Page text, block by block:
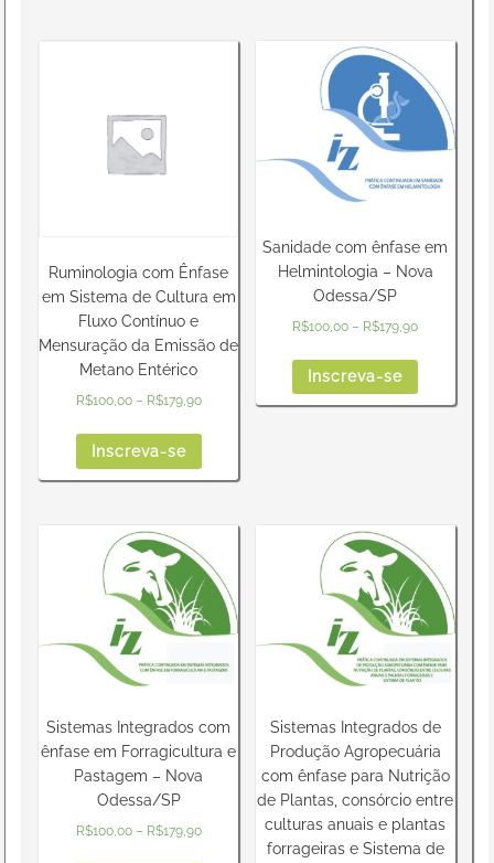
Ruminologia com Ênfase
em Sistema de Cultura em
Fluxo Contínuo e
Mensuração da Emissão de
Metano Entérico
R$100,00– R$179,90
Inscreva-se
Sanidade com ênfase em
Helmintologia – Nova
Odessa/SP
R$100,00 – R$179,90
Inscreva-se
Sistemas Integrados com
ênfase em Forragicultura e
Pastagem – Nova
Odessa/SP
R$100,00– R$179,90
Sistemas Integrados de
Produção Agropecuária
com ênfase para Nutrição
de Plantas, consórcio entre
culturas anuais e plantas
forrageiras e Sistema de